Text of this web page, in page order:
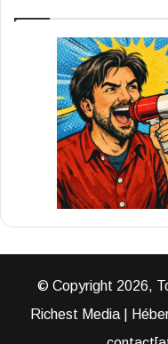
© Copyright 2026,
Richest Media |